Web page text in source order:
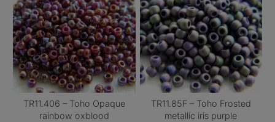
TR11.406 – Toho Opaque
rainbow oxblood
TR11.85F – Toho Frosted
metallic iris purple